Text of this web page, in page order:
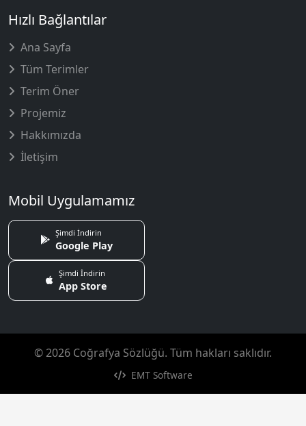
Hızlı Bağlantılar
Ana Sayfa
Tüm Terimler
Terim Öner
Projemiz
Hakkımızda
İletişim
Mobil Uygulamamız
Şimdi İndirin
Google Play
Şimdi İndirin
App Store
© 2026 Coğrafya Sözlüğü. Tüm hakları saklıdır.
EMT Software